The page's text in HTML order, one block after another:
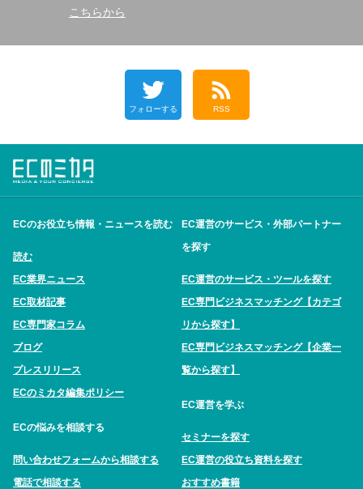
こちらから
フォローする RSS
ECのお役立ち情報・ニュースを読む
読む
EC業界ニュース
EC取材記事
EC専門家コラム
ブログ
プレスリリース
ECのミカタ編集ポリシー
ECの悩みを相談する
問い合わせフォームから相談する
電話で相談する
EC運営のサービス・外部パートナー
を探す
EC運営のサービス・ツールを探す
EC専門ビジネスマッチング【カテゴ
リから探す】
EC専門ビジネスマッチング【企業一
覧から探す】
EC運営を学ぶ
セミナーを探す
EC運営の役立ち資料を探す
おすすめ書籍